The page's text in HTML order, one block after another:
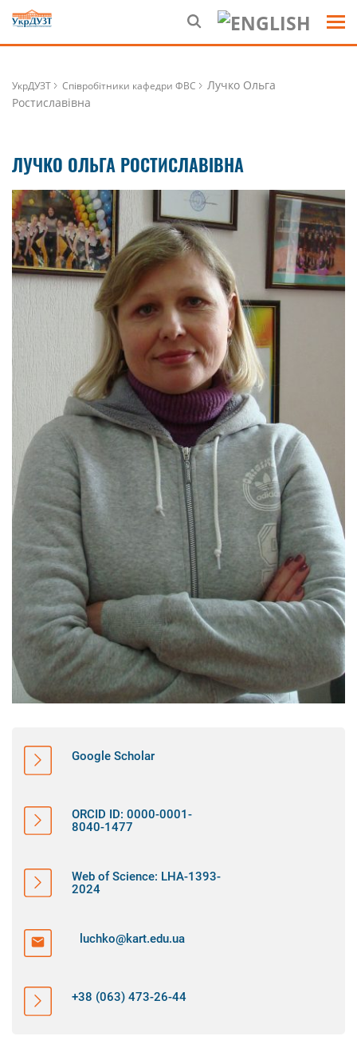
УкрДУЗТ Співробітники кафедри ФВС
Лучко Ольга
Ростиславівна
ЛУЧКО ОЛЬГА РОСТИСЛАВІВНА
Google Scholar
ORCID ID: 0000-0001-
8040-1477
Web of Science: LHA-1393-
2024
luchko@kart.edu.ua
+38 (063) 473-26-44